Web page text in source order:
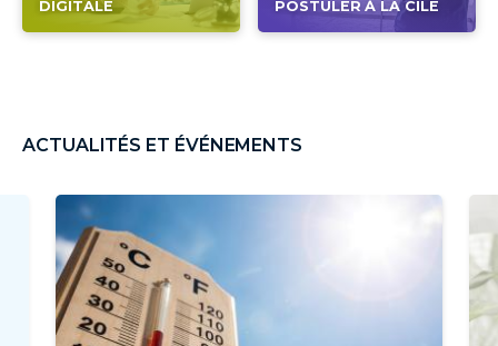
DIGITALE
POSTULER À LA CILE
ACTUALITÉS ET ÉVÉNEMENTS